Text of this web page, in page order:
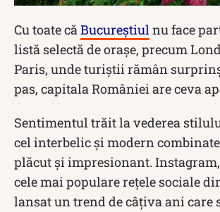
Cu toate căBucureștiulnu face
listă selectă de orașe, precum
Paris, unde turiștii rămân
pas, capitala României are ceva
Sentimentul trăit la vederea
cel interbelic și modern
plăcut și impresionant.
cele mai populare rețele sociale
lansat un trend de câțiva ani care